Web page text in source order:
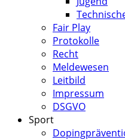
Fair Play
Protokolle
Recht
Meldewesen
Leitbild
Impressum
DSGVO
Sport